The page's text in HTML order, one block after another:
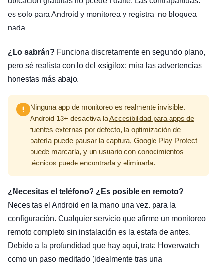
es solo para Android y monitorea y registra; no bloquea
nada.
¿Lo sabrán? Funciona discretamente en segundo plano,
pero sé realista con lo del «sigilo»: mira las advertencias
honestas más abajo.
Ninguna app de monitoreo es realmente invisible.
Android 13+ desactiva laAccesibilidad para apps de
fuentes externas por defecto, la optimización de
batería puede pausar la captura, Google Play Protect
puede marcarla, y un usuario con conocimientos
técnicos puede encontrarla y eliminarla.
¿Necesitas el teléfono? ¿Es posible en remoto?
Necesitas el Android en la mano una vez, para la
configuración. Cualquier servicio que afirme un monitoreo
remoto completo sin instalación es la estafa de antes.
Debido a la profundidad que hay aquí, trata Hoverwatch
como un paso meditado (idealmente tras una